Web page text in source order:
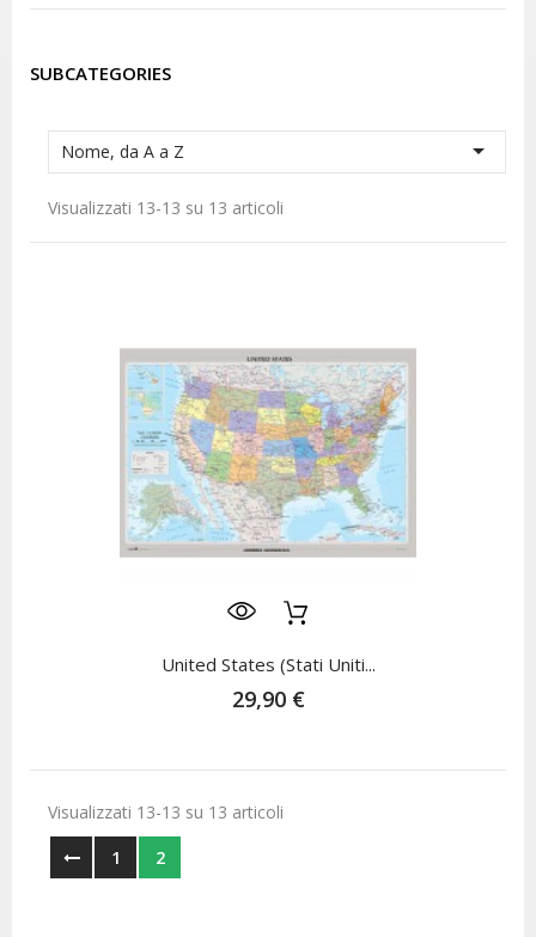
SUBCATEGORIES
Nome, da A a Z 
Visualizzati 13-13 su 13 articoli
United States (Stati Uniti...
29,90 €
Visualizzati 13-13 su 13 articoli
1
2